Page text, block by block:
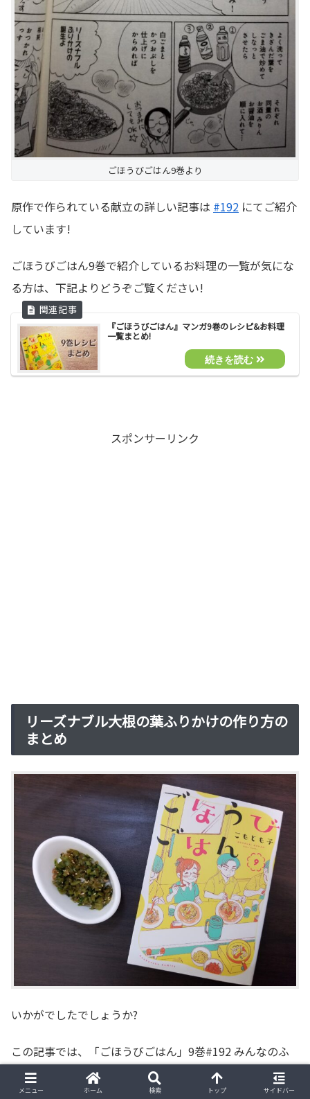
ごほうびごはん9巻より
原作で作られている献立の詳しい記事は #192 にてご紹介
しています!
ごほうびごはん9巻で紹介しているお料理の一覧が気にな
る方は、下記よりどうぞご覧ください!
『ごほうびごはん』マンガ9巻のレシピ&お料理
一覧まとめ!
スポンサーリンク
リーズナブル大根の葉ふりかけの作り方の
まとめ
いかがでしたでしょうか?
この記事では、「ごほうびごはん」9巻#192 みんなのふ
りかけ に登場する 「リーズナブル大根の葉ふりかけ」の
作り方を、写真付きでご紹介いたしました!
メニュー ホーム 検索 トップ サイドバー